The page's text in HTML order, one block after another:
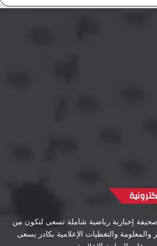
إخبارية رياضية شاملة تسعى لتكون من
والتغطيات الإعلامية بكادر يسعى